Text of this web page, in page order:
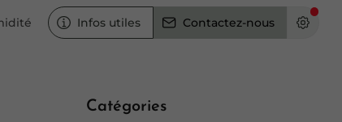
Infos utiles Contactez-nous
Catégories